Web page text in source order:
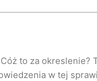
to za
w tej